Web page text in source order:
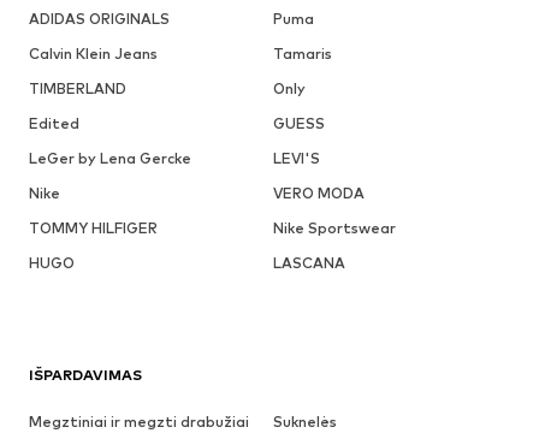
ADIDAS ORIGINALS
Puma
Calvin Klein Jeans
Tamaris
TIMBERLAND
Only
Edited
GUESS
LeGer by Lena Gercke
LEVI'S
Nike
VERO MODA
TOMMY HILFIGER
Nike Sportswear
HUGO
LASCANA
IŠPARDAVIMAS
Megztiniai ir megzti drabužiai
Suknelės